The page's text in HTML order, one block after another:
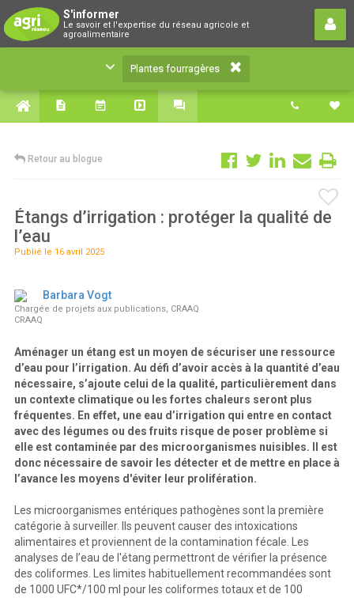
S'informer
Le savoir et l'expertise du réseau agricole et
agroalimentaire
Plantes fourragères
Le savoir et l'expertise du réseau agricole et
agroalimentaire
Plantes fourragères
Retour au blogue
Étangs d’irrigation : protéger la qualité de
l’eau
Publié le 16 avril 2025
Barbara Vogt
Chargée de projets aux publications, CRAAQ
CRAAQ
Aménager un étang est un moyen de sécuriser une ressource
d’eau pour l’irrigation. Au défi d’avoir accès à la quantité d’eau
nécessaire, s’ajoute celui de la qualité, particulièrement dans
un contexte climatique ou les fortes chaleurs seront plus
fréquentes. En effet, une eau d’irrigation qui entre en contact
avec des légumes ou des fruits risque de poser problème si
elle est contaminée par des microorganismes nuisibles. Il est
donc nécessaire de savoir les détecter et de mettre en place à
l’avance les moyens d'éviter leur prolifération.
Les microorganismes entériques pathogènes sont la première
catégorie à surveiller. Ils peuvent causer des intoxications
alimentaires et proviennent de la contamination fécale. Les
analyses de l’eau de l'étang permettront de vérifier la présence
des coliformes. Les limites habituellement recommandées sont
de 1000 UFC*/100 ml pour les coliformes totaux et de 100